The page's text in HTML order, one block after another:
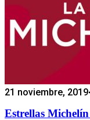
21 noviembre, 2019
Estrellas